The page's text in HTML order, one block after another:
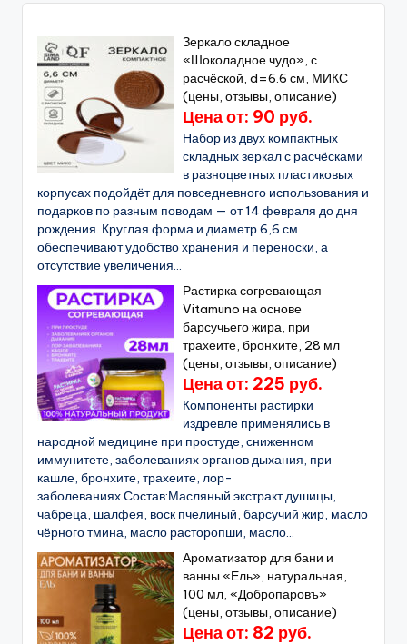
Зеркало складное
«Шоколадное чудо», с
расчёской, d=6.6 см, МИКС
(цены, отзывы, описание)
Цена от: 90 руб.
Набор из двух компактных
складных зеркал с расчёсками
в разноцветных пластиковых
корпусах подойдёт для повседневного использования и
подарков по разным поводам — от 14 февраля до дня
рождения. Круглая форма и диаметр 6,6 см
обеспечивают удобство хранения и переноски, а
отсутствие увеличения...
Растирка согревающая
Vitamuno на основе
барсучьего жира, при
трахеите, бронхите, 28 мл
(цены, отзывы, описание)
Цена от: 225 руб.
Компоненты растирки
издревле применялись в
народной медицине при простуде, сниженном
иммунитете, заболеваниях органов дыхания, при
кашле, бронхите, трахеите, лор-
заболеваниях.Состав:Масляный экстракт душицы,
чабреца, шалфея, воск пчелиный, барсучий жир, масло
чёрного тмина, масло расторопши, масло...
Ароматизатор для бани и
ванны «Ель», натуральная,
100 мл, «Добропаровъ»
(цены, отзывы, описание)
Цена от: 82 руб.